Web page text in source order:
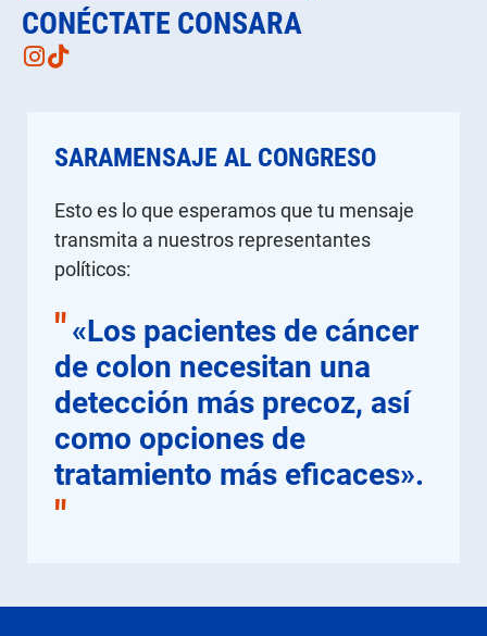
CONÉCTATE CONSARA
Instagram
TikTok
SARAMENSAJE AL CONGRESO
Esto es lo que esperamos que tu mensaje
transmita a nuestros representantes
políticos:
"«Los pacientes de cáncer
de colon necesitan una
detección más precoz, así
como opciones de
tratamiento más eficaces».
"